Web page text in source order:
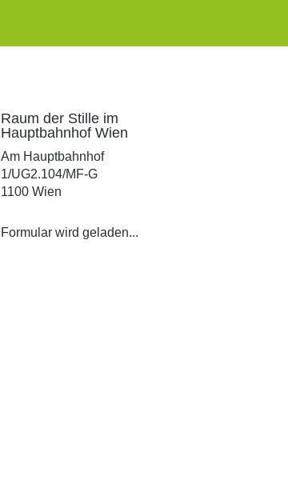
Raum der Stille im
Hauptbahnhof Wien
Am Hauptbahnhof
1/UG2.104/MF-G
1100 Wien
Formular wird geladen...